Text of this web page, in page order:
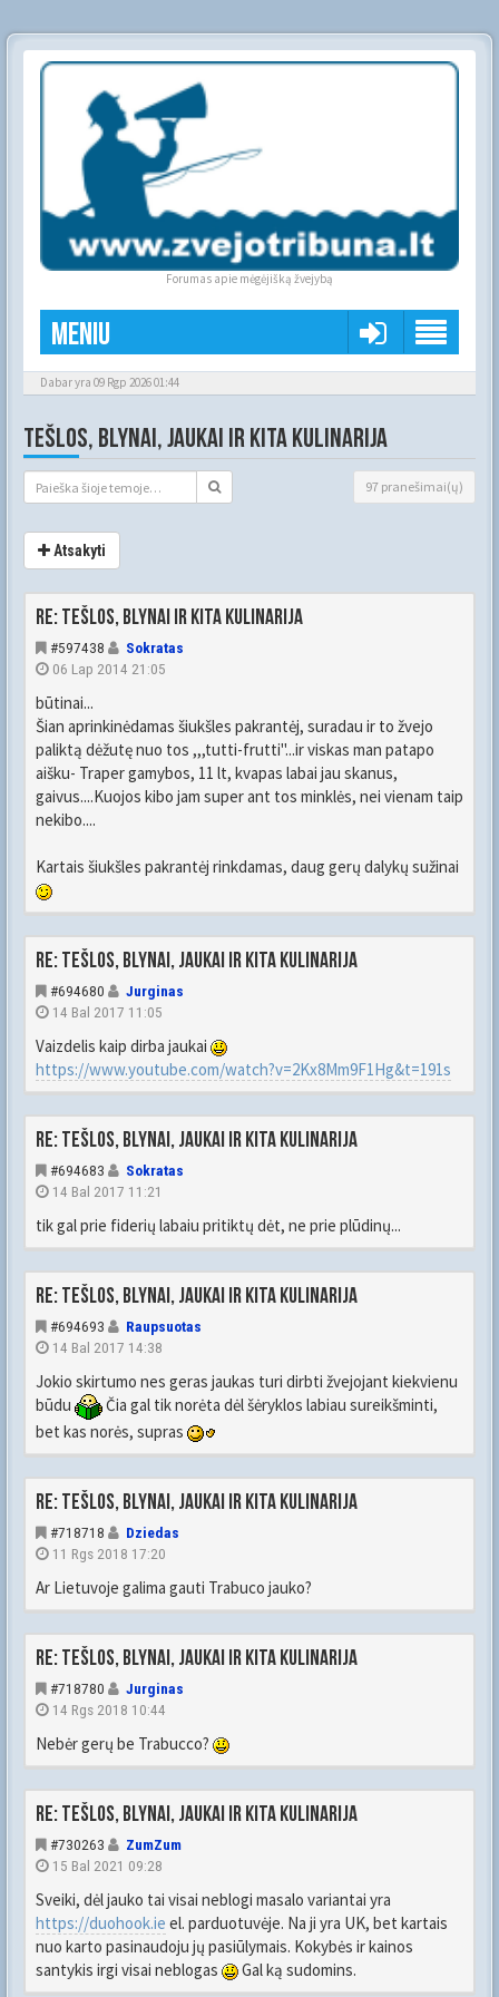
Forumas apie mėgėjišką žvejybą
Meniu
Dabar yra 09 Rgp 2026 01:44
TEŠLOS, BLYNAI, JAUKAI IR KITA KULINARIJA
97 pranešimai(ų)
Atsakyti
Re: Tešlos, blynai ir kita kulinarija
#597438
Sokratas
06 Lap 2014 21:05
būtinai...
Šian aprinkinėdamas šiukšles pakrantėj, suradau ir to žvejo
paliktą dėžutę nuo tos ,,,tutti-frutti"...ir viskas man patapo
aišku- Traper gamybos, 11 lt, kvapas labai jau skanus,
gaivus....Kuojos kibo jam super ant tos minklės, nei vienam taip
nekibo....
Kartais šiukšles pakrantėj rinkdamas, daug gerų dalykų sužinai
Re: Tešlos, blynai, jaukai ir kita kulinarija
#694680
Jurginas
14 Bal 2017 11:05
Vaizdelis kaip dirba jaukai
https://www.youtube.com/watch?v=2Kx8Mm9F1Hg&t=191s
Re: Tešlos, blynai, jaukai ir kita kulinarija
#694683
Sokratas
14 Bal 2017 11:21
tik gal prie fiderių labaiu pritiktų dėt, ne prie plūdinų...
Re: Tešlos, blynai, jaukai ir kita kulinarija
#694693
Raupsuotas
14 Bal 2017 14:38
Jokio skirtumo nes geras jaukas turi dirbti žvejojant kiekvienu
būdu
Čia gal tik norėta dėl šėryklos labiau sureikšminti,
bet kas norės, supras
Re: Tešlos, blynai, jaukai ir kita kulinarija
#718718
Dziedas
11 Rgs 2018 17:20
Ar Lietuvoje galima gauti Trabuco jauko?
Re: Tešlos, blynai, jaukai ir kita kulinarija
#718780
Jurginas
14 Rgs 2018 10:44
Nebėr gerų be Trabucco?
Re: Tešlos, blynai, jaukai ir kita kulinarija
#730263
ZumZum
15 Bal 2021 09:28
Sveiki, dėl jauko tai visai neblogi masalo variantai yra
https://duohook.ie el. parduotuvėje. Na ji yra UK, bet kartais
nuo karto pasinaudoju jų pasiūlymais. Kokybės ir kainos
santykis irgi visai neblogas
Gal ką sudomins.